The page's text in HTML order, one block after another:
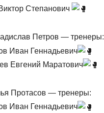
Степанович
Петров — тренеры:
Иван Геннадьевич
Евгений Маратович
Протасов — тренеры:
Иван Геннадьевич